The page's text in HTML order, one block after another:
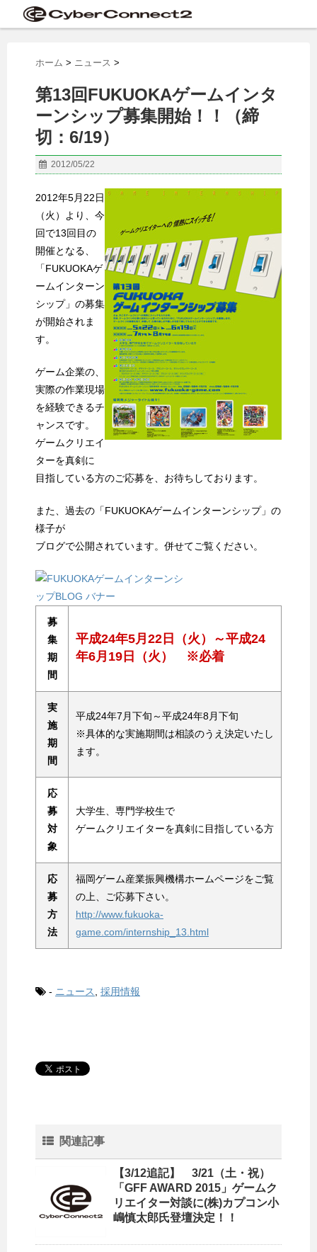
ホーム > ニュース >
第13回FUKUOKAゲームインタ
ーンシップ募集開始！！（締
切：6/19）
2012/05/22
2012年5月22日
（火）より、今
回で13回目の
開催となる、
「FUKUOKAゲ
ームインターン
シップ」の募集
が開始されま
す。
ゲーム企業の、
実際の作業現場
を経験できるチ
ャンスです。
ゲームクリエイ
ターを真剣に
目指している方のご応募を、お待ちしております。
また、過去の「FUKUOKAゲームインターンシップ」の
様子が
ブログで公開されています。併せてご覧ください。
募
集
期
間
平成24年5月22日（火）～平成24
年6月19日（火） ※必着
実
施
期
間
平成24年7月下旬～平成24年8月下旬
※具体的な実施期間は相談のうえ決定いたし
ます。
応
募
対
象
大学生、専門学校生で
ゲームクリエイターを真剣に目指している方
応
募
方
法
福岡ゲーム産業振興機構ホームページをご覧
の上、ご応募下さい。
http://www.fukuoka-
game.com/internship_13.html
- ニュース 採用情報
関連記事
【3/12追記】 3/21（土・祝）
「GFF AWARD 2015」ゲームク
リエイター対談に(株)カプコン小
嶋慎太郎氏登壇決定！！